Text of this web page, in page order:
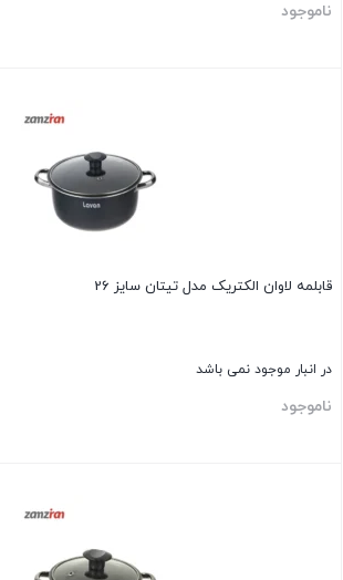
ناموجود
قابلمه لاوان الکتریک مدل تیتان سایز 26
در انبار موجود نمی باشد
ناموجود